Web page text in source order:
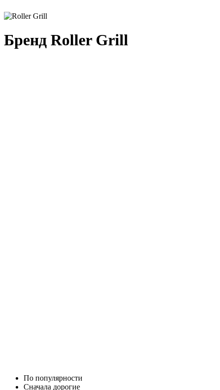
Бренд Roller Grill
По популярности
Cначала дорогие